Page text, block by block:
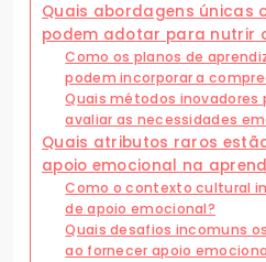
Quais abordagens únicas
podem adotar para nutrir
Como os planos de
podem incorporar a
Quais métodos inovadores
avaliar as necessidades
Quais atributos raros
apoio emocional na
Como o contexto cultural
de apoio emocional?
Quais desafios incomuns
ao fornecer apoio